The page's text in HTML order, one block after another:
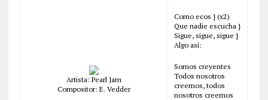
Artista: Pearl Jam
Compositor: E. Vedder
Como ecos } (x2)
Que nadie escucha }
Sigue, sigue, sigue }
Algo así:
Somos creyentes
Todos nosotros
creemos, todos
nosotros creemos